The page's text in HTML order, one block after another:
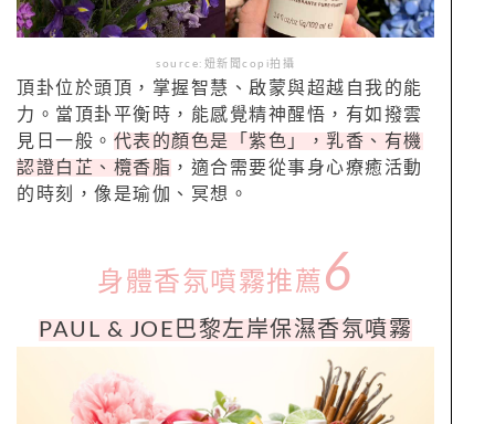
source:妞新聞copi拍攝
頂卦位於頭頂，掌握智慧、啟蒙與超越自我的能
力。當頂卦平衡時，能感覺精神醒悟，有如撥雲
見日一般。 代表的顏色是「紫色」，乳香、有機
認證白芷、欖香脂 ，適合需要從事身心療癒活動
的時刻，像是瑜伽、冥想。
身體香氛噴霧推薦 6
PAUL & JOE巴黎左岸保濕香氛噴霧